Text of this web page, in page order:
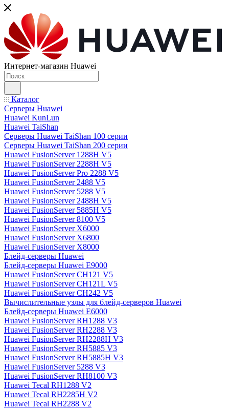
Интернет-магазин Huawei
Каталог
Серверы Huawei
Huawei KunLun
Huawei TaiShan
Серверы Huawei TaiShan 100 серии
Серверы Huawei TaiShan 200 серии
Huawei FusionServer 1288H V5
Huawei FusionServer 2288H V5
Huawei FusionServer Pro 2288 V5
Huawei FusionServer 2488 V5
Huawei FusionServer 5288 V5
Huawei FusionServer 2488H V5
Huawei FusionServer 5885H V5
Huawei FusionServer 8100 V5
Huawei FusionServer X6000
Huawei FusionServer X6800
Huawei FusionServer X8000
Блейд-серверы Huawei
Блейд-серверы Huawei E9000
Huawei FusionServer CH121 V5
Huawei FusionServer CH121L V5
Huawei FusionServer CH242 V5
Вычислительные узлы для блейд-серверов Huawei
Блейд-серверы Huawei E6000
Huawei FusionServer RH1288 V3
Huawei FusionServer RH2288 V3
Huawei FusionServer RH2288H V3
Huawei FusionServer RH5885 V3
Huawei FusionServer RH5885H V3
Huawei FusionServer 5288 V3
Huawei FusionServer RH8100 V3
Huawei Tecal RH1288 V2
Huawei Tecal RH2285H V2
Huawei Tecal RH2288 V2